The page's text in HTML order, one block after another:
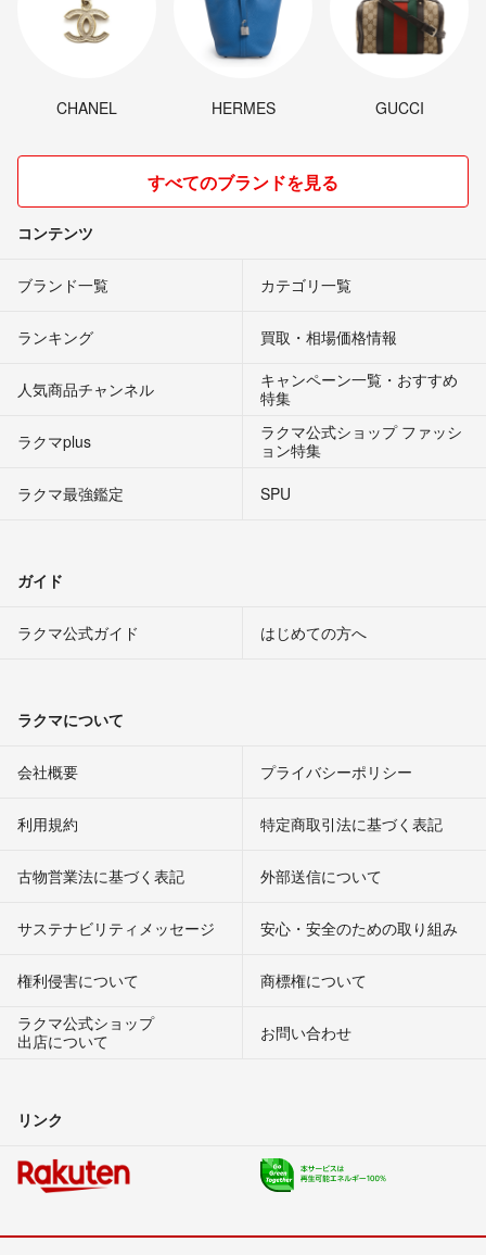
CHANEL HERMES GUCCI
すべてのブランドを見る
コンテンツ
ブランド一覧 カテゴリ一覧
ランキング 買取・相場価格情報
人気商品チャンネル
キャンペーン一覧・おすすめ
特集
ラクマplus
ラクマ公式ショップ ファッシ
ョン特集
ラクマ最強鑑定
SPU
ガイド
ラクマ公式ガイド はじめての方へ
ラクマについて
会社概要 プライバシーポリシー
利用規約 特定商取引法に基づく表記
古物営業法に基づく表記 外部送信について
サステナビリティメッセージ 安心・安全のための取り組み
権利侵害について
商標権について
ラクマ公式ショップ
出店について
お問い合わせ
リンク